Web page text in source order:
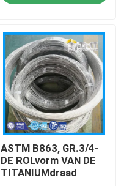
ASTM B863, GR.3/4-
DE ROLvorm VAN DE
TITANIUMdraad